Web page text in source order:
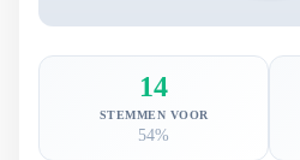
14
STEMMEN VOOR
54%